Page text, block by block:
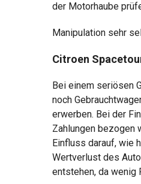
der Motorhaube
Manipulation sehr
Citroen
Bei einem seriösen
noch
erwerben. Bei der
Zahlungen bezogen
Einfluss darauf, wie
Wertverlust des
entstehen, da wenig